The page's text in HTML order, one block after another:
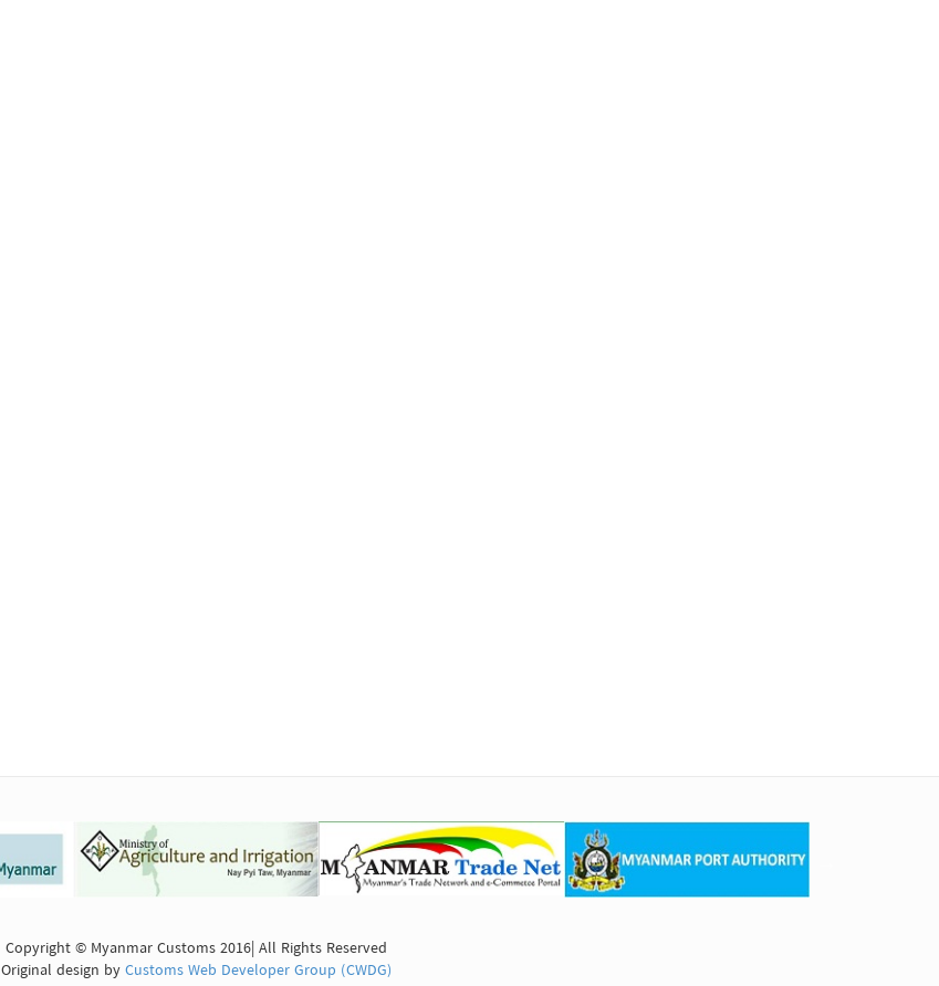
Copyright © Myanmar Customs 2016| All Rights Reserved
Original design byCustoms Web Developer Group (CWDG)